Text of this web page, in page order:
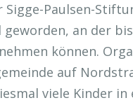
Paulsen-
an der
können.
auf
viele Kinder